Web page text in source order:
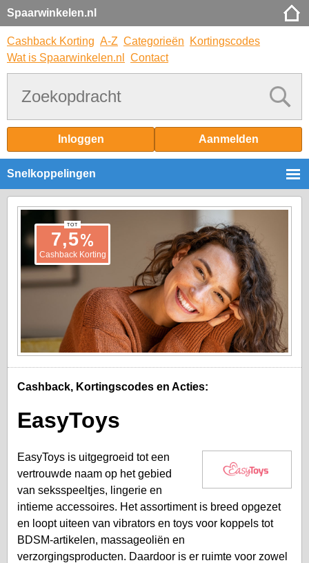
Spaarwinkelen.nl
Cashback Korting A-Z Categorieën
Kortingscodes
Wat is Spaarwinkelen.nl
Contact
Inloggen Aanmelden
Snelkoppelingen
7,5%
Cashback Korting
TOT
Cashback, Kortingscodes en Acties:
EasyToys
EasyToys is uitgegroeid tot een
vertrouwde naam op het gebied
van seksspeeltjes, lingerie en
intieme accessoires. Het assortiment is breed opgezet
en loopt uiteen van vibrators en toys voor koppels tot
BDSM-artikelen, massageoliën en
verzorgingsproducten. Daardoor is er ruimte voor zowel